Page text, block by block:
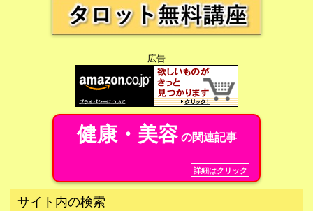
広告
健康・美容の関連記事
詳細はクリック
サイト内の検索